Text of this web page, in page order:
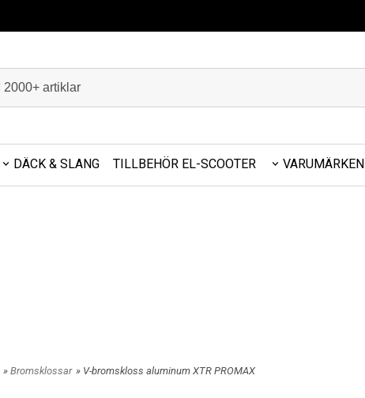
DÄCK & SLANG TILLBEHÖR EL-SCOOTER VARUMÄRKEN
» Bromsklossar » V-bromskloss aluminum XTR PROMAX